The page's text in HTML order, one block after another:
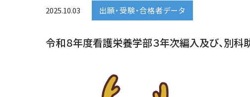
2025.10.03 出願・受験・合格者データ
令和８年度看護栄養学部３年次編入及び、別